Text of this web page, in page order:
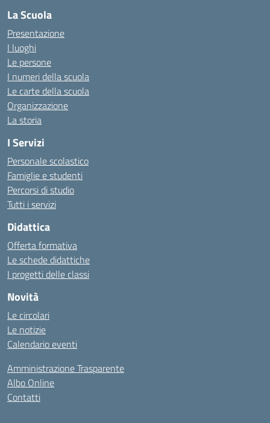
La Scuola
Presentazione
I luoghi
Le persone
I numeri della scuola
Le carte della scuola
Organizzazione
La storia
I Servizi
Personale scolastico
Famiglie e studenti
Percorsi di studio
Tutti i servizi
Didattica
Offerta formativa
Le schede didattiche
I progetti delle classi
Novità
Le circolari
Le notizie
Calendario eventi
Amministrazione Trasparente
Albo Online
Contatti